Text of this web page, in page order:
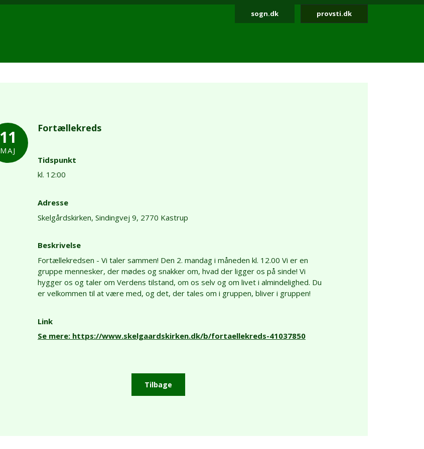
sogn.dk provsti.dk
11
MAJ
Fortællekreds
Tidspunkt
kl. 12:00
Adresse
Skelgårdskirken, Sindingvej 9, 2770 Kastrup
Beskrivelse
Fortællekredsen - Vi taler sammen! Den 2. mandag i måneden kl. 12.00 Vi er en
gruppe mennesker, der mødes og snakker om, hvad der ligger os på sinde! Vi
hygger os og taler om Verdens tilstand, om os selv og om livet i almindelighed. Du
er velkommen til at være med, og det, der tales om i gruppen, bliver i gruppen!
Link
Se mere: https://www.skelgaardskirken.dk/b/fortaellekreds-41037850
Tilbage